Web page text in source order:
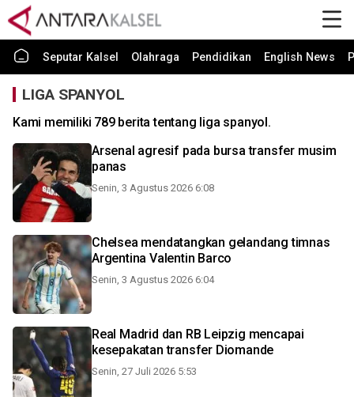
Seputar Kalsel Olahraga Pendidikan English News
LIGA SPANYOL
Kami memiliki 789 berita tentang liga spanyol.
Arsenal agresif pada bursa transfer musim
panas
Senin, 3 Agustus 2026 6:08
Chelsea mendatangkan gelandang timnas
Argentina Valentin Barco
Senin, 3 Agustus 2026 6:04
Real Madrid dan RB Leipzig mencapai
kesepakatan transfer Diomande
Senin, 27 Juli 2026 5:53